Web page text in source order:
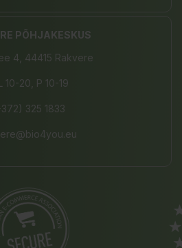
PÕHJAKESKUS
4, 44415 Rakvere
10-20, P 10-19
325 1833